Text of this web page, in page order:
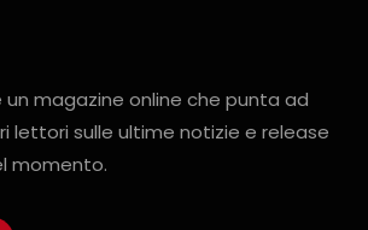
un magazine online che punta ad
lettori sulle ultime notizie e release
momento.